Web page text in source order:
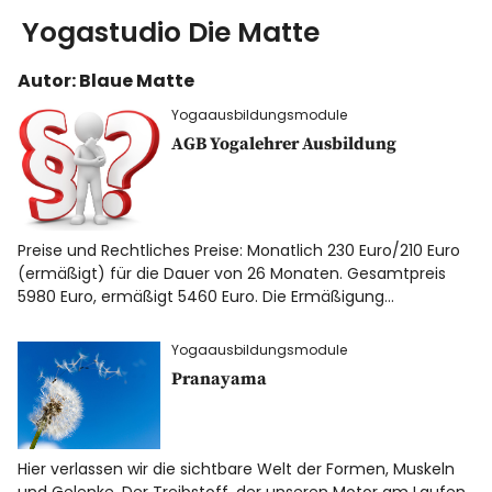
Yogastudio Die Matte
Yoga
Ausbildung
Kurse & Workshops
über uns
AGB
Blog
Autor:Blaue Matte
Yogaausbildungsmodule
AGB Yogalehrer Ausbildung
Preise und Rechtliches Preise: Monatlich 230 Euro/210 Euro
(ermäßigt) für die Dauer von 26 Monaten. Gesamtpreis
5980 Euro, ermäßigt 5460 Euro. Die Ermäßigung…
Yogaausbildungsmodule
Pranayama
Hier verlassen wir die sichtbare Welt der Formen, Muskeln